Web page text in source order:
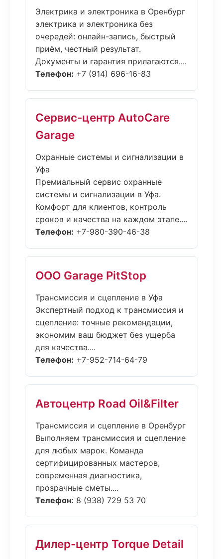
Электрика и электроника в Оренбург
электрика и электроника без
очередей: онлайн-запись, быстрый
приём, честный результат.
Документы и гарантия прилагаются....
Телефон: +7 (914) 696-16-83
Сервис-центр AutoCare
Garage
Охранные системы и сигнализации в
Уфа
Премиальный сервис охранные
системы и сигнализации в Уфа.
Комфорт для клиентов, контроль
сроков и качества на каждом этапе....
Телефон: +7-980-390-46-38
ООО Garage PitStop
Трансмиссия и сцепление в Уфа
Экспертный подход к трансмиссия и
сцепление: точные рекомендации,
экономим ваш бюджет без ущерба
для качества....
Телефон: +7-952-714-64-79
Автоцентр Road Oil&Filter
Трансмиссия и сцепление в Оренбург
Выполняем трансмиссия и сцепление
для любых марок. Команда
сертифицированных мастеров,
современная диагностика,
прозрачные сметы....
Телефон: 8 (938) 729 53 70
Дилер-центр Torque Detail